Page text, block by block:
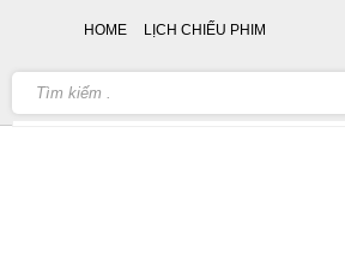
HOME LỊCH CHIẾU PHIM